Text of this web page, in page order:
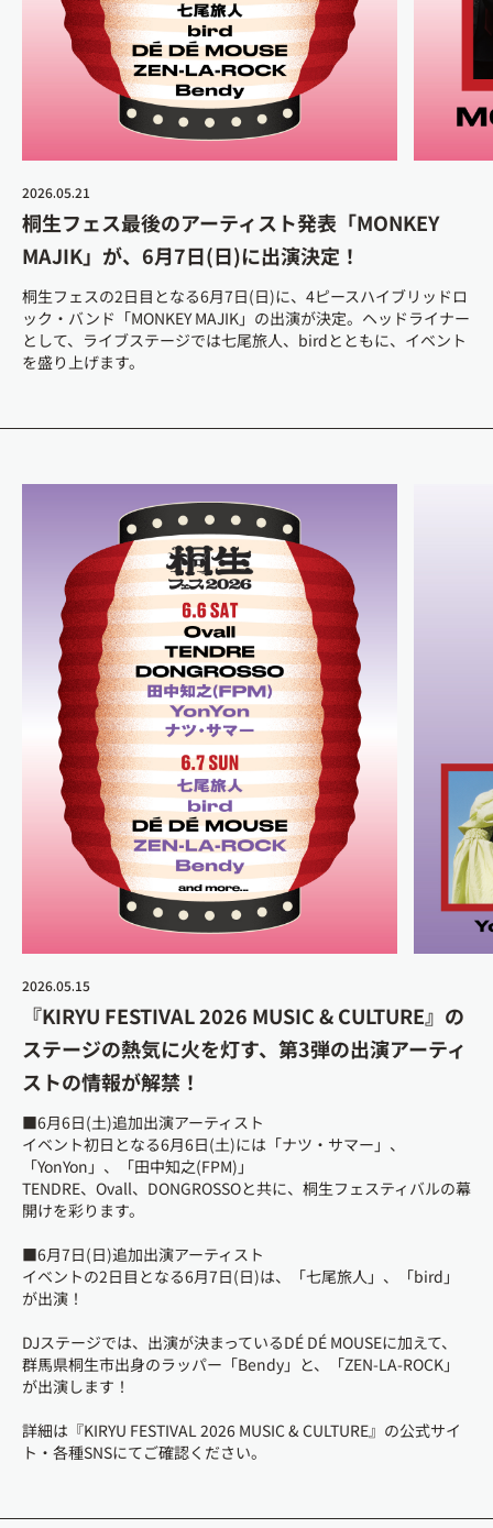
2026.05.21
桐生フェス最後のアーティスト発表「MONKEY
MAJIK」が、6月7日(日)に出演決定！
桐生フェスの2日目となる6月7日(日)に、4ピースハイブリッドロ
ック・バンド「MONKEY MAJIK」の出演が決定。ヘッドライナー
として、ライブステージでは七尾旅人、birdとともに、イベント
を盛り上げます。
2026.05.15
『KIRYU FESTIVAL 2026 MUSIC & CULTURE』の
ステージの熱気に火を灯す、第3弾の出演アーティ
ストの情報が解禁！
■6月6日(土)追加出演アーティスト
イベント初日となる6月6日(土)には「ナツ・サマー」、
「YonYon」、「田中知之(FPM)」
TENDRE、Ovall、DONGROSSOと共に、桐生フェスティバルの幕
開けを彩ります。
■6月7日(日)追加出演アーティスト
イベントの2日目となる6月7日(日)は、「七尾旅人」、「bird」
が出演！
DJステージでは、出演が決まっているDÉ DÉ MOUSEに加えて、
群馬県桐生市出身のラッパー「Bendy」と、「ZEN-LA-ROCK」
が出演します！
詳細は『KIRYU FESTIVAL 2026 MUSIC & CULTURE』の公式サイ
ト・各種SNSにてご確認ください。